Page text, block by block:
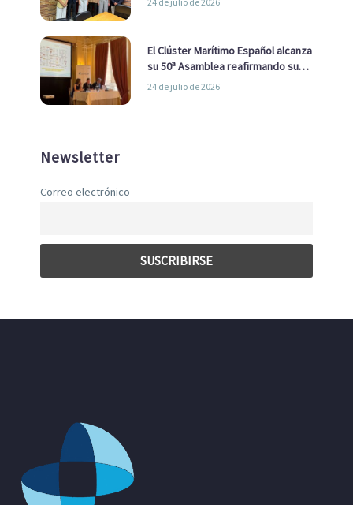
El Clúster Marítimo Español alcanza
su 50ª Asamblea reafirmando su
liderazgo en la Economía Azul
24 de julio de 2026
Newsletter
Correo electrónico